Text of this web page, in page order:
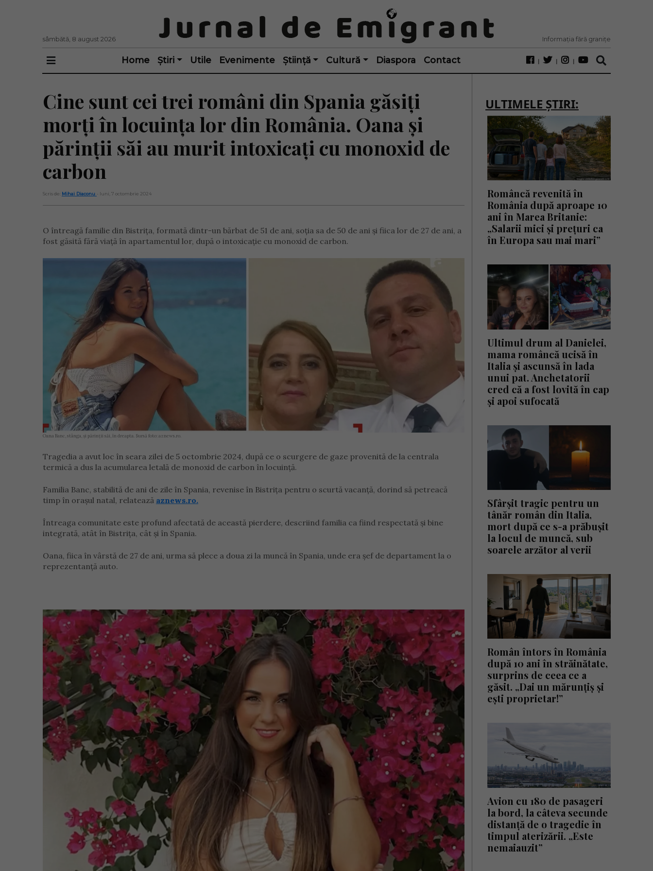
sâmbătă, 8 august 2026 Informația fără granițe
Home Știri Utile Evenimente Știință Cultură Diaspora Contact
Cine sunt cei trei români din Spania găsiți
morți în locuința lor din România. Oana și
părinții săi au murit intoxicați cu monoxid de
carbon
Scris de: Mihai Diaconu - luni, 7 octombrie 2024
O întreagă familie din Bistrița, formată dintr-un bărbat de 51 de ani, soția sa de 50 de ani și fiica lor de 27 de ani, a
fost găsită fără viață în apartamentul lor, după o intoxicație cu monoxid de carbon.
Oana Banc, stânga, și părinții săi, în dreapta. Sursă foto: aznews.ro.
Tragedia a avut loc în seara zilei de 5 octombrie 2024, după ce o scurgere de gaze provenită de la centrala
termică a dus la acumularea letală de monoxid de carbon în locuință.
Familia Banc, stabilită de ani de zile în Spania, revenise în Bistrița pentru o scurtă vacanță, dorind să petreacă
timp în orașul natal, relatează aznews.ro.
Întreaga comunitate este profund afectată de această pierdere, descriind familia ca fiind respectată și bine
integrată, atât în Bistrița, cât și în Spania.
Oana, fiica în vârstă de 27 de ani, urma să plece a doua zi la muncă în Spania, unde era șef de departament la o
reprezentanță auto.
ULTIMELE ȘTIRI:
Româncă revenită în
România după aproape 10
ani în Marea Britanie:
„Salarii mici și prețuri ca
în Europa sau mai mari”
Ultimul drum al Danielei,
mama româncă ucisă în
Italia și ascunsă în lada
unui pat. Anchetatorii
cred că a fost lovită în cap
și apoi sufocată
Sfârșit tragic pentru un
tânăr român din Italia,
mort după ce s-a prăbușit
la locul de muncă, sub
soarele arzător al verii
Român întors în România
după 10 ani în străinătate,
surprins de ceea ce a
găsit. „Dai un mărunțiș și
ești proprietar!”
Avion cu 180 de pasageri
la bord, la câteva secunde
distanță de o tragedie în
timpul aterizării. „Este
nemaiauzit”